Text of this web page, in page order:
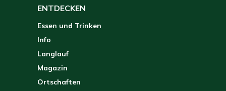
ENTDECKEN
Essen und Trinken
Info
Langlauf
Magazin
Ortschaften